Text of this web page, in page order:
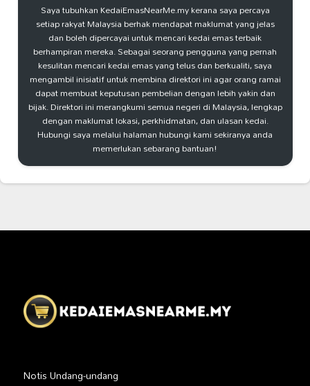
Saya tubuhkan KedaiEmasNearMe.my kerana saya percaya
setiap rakyat Malaysia berhak mendapat maklumat yang jelas
dan boleh dipercayai untuk mencari kedai emas terbaik
berhampiran mereka. Sebagai seorang pengguna yang pernah
kesulitan mencari kedai emas yang telus dan berkualiti, saya
mengambil inisiatif untuk membina direktori ini agar orang ramai
dapat membuat keputusan pembelian dengan lebih yakin dan
bijak. Direktori ini merangkumi semua negeri di Malaysia, lengkap
dengan maklumat lokasi, perkhidmatan, dan ulasan kedai.
Hubungi saya melalui halaman hubungi kami sekiranya anda
memerlukan sebarang bantuan!
Notis Undang-undang